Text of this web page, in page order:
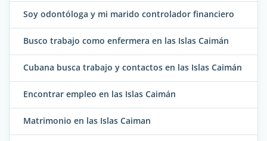
Soy odontóloga y mi marido controlador financiero
Busco trabajo como enfermera en las Islas Caimán
Cubana busca trabajo y contactos en las Islas Caimán
Encontrar empleo en las Islas Caimán
Matrimonio en las Islas Caiman